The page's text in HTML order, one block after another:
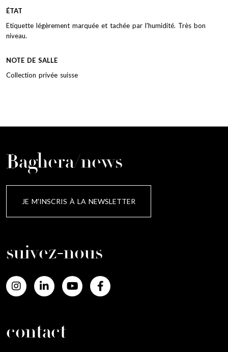
ÉTAT
Etiquette légèrement marquée et tachée par l'humidité. Très bon
niveau.
NOTE DE SALLE
Collection privée suisse
Baghera/news
JE M'INSCRIS À LA NEWSLETTER
suivez-nous
contact